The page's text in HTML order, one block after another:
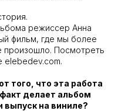
режиссер Анна
фильм, где мы более
произошло. Посмотреть
elebedev.com.
того, что эта работа
делает альбом
на виниле?